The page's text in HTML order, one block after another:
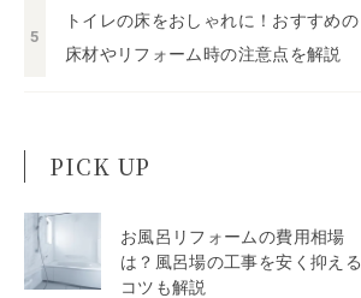
トイレの床をおしゃれに！おすすめの
床材やリフォーム時の注意点を解説
PICK UP
お風呂リフォームの費用相場
は？風呂場の工事を安く抑える
コツも解説